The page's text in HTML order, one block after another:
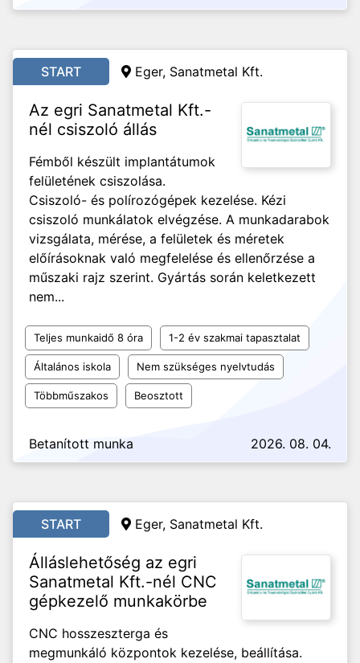
START Eger, Sanatmetal Kft.
Az egri Sanatmetal Kft.-
nél csiszoló állás
Fémből készült implantátumok
felületének csiszolása.
Csiszoló- és polírozógépek kezelése. Kézi
csiszoló munkálatok elvégzése. A munkadarabok
vizsgálata, mérése, a felületek és méretek
előírásoknak való megfelelése és ellenőrzése a
műszaki rajz szerint. Gyártás során keletkezett
nem...
Teljes munkaidő 8 óra 1-2 év szakmai tapasztalat
Általános iskola Nem szükséges nyelvtudás
Többműszakos Beosztott
Betanított munka 2026. 08. 04.
START Eger, Sanatmetal Kft.
Álláslehetőség az egri
Sanatmetal Kft.-nél CNC
gépkezelő munkakörbe
CNC hosszeszterga és
megmunkáló központok kezelése, beállítása.